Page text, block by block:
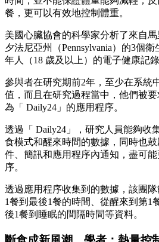
餐，更可以有效地控制體重。
美國心臟協會的科學家分析了來自
夕法尼亞州（Pennsylvania）的3個
年人（18 歲及以上）的電子健康記
參與者在研究期前2年，至少在系統
值，而且在研究過程當中，他們被
為「 Daily24」的應用程序。
透過「 Daily24」，研究人員能夠收
食模式和醒來時間的數據，同時也
件、簡訊和應用程序內通知，盡可
序。
透過應用程序收集到的數據，該團
1餐到最後1餐的時間、從醒來到第1
後1餐到睡眠的間隔時間等資料。